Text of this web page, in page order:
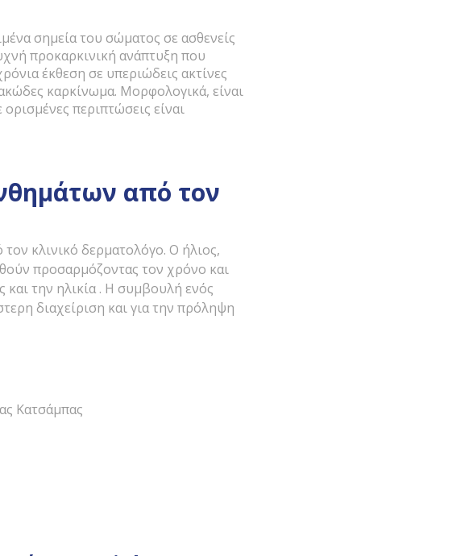
σημεία του σώματος σε ασθενείς
προκαρκινική ανάπτυξη που
έκθεση σε υπεριώδεις ακτίνες
καρκίνωμα. Μορφολογικά, είναι
περιπτώσεις είναι
από τον
κλινικό δερματολόγο. Ο ήλιος,
προσαρμόζοντας τον χρόνο και
την ηλικία . Η συμβουλή ενός
διαχείριση και για την πρόληψη
Κατσάμπας